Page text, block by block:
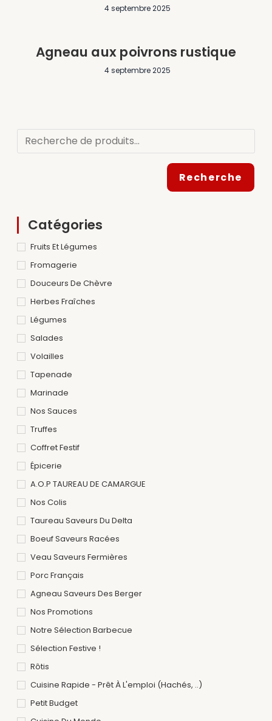
4 septembre 2025
Agneau aux poivrons rustique
4 septembre 2025
Recherche
Catégories
Fruits Et Légumes
Fromagerie
Douceurs De Chèvre
Herbes Fraîches
Légumes
Salades
Volailles
Tapenade
Marinade
Nos Sauces
Truffes
Coffret Festif
Épicerie
A.O.P TAUREAU DE CAMARGUE
Nos Colis
Taureau Saveurs Du Delta
Boeuf Saveurs Racées
Veau Saveurs Fermières
Porc Français
Agneau Saveurs Des Berger
Nos Promotions
Notre Sélection Barbecue
Sélection Festive !
Rôtis
Cuisine Rapide - Prêt À L'emploi (hachés, ..)
Petit Budget